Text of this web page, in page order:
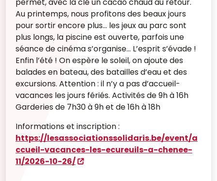
Au printemps, nous profitons des beaux jours
pour sortir encore plus… les jeux au parc sont
plus longs, la piscine est ouverte, parfois une
séance de cinéma s’organise… L’esprit s’évade !
Enfin l’été ! On espère le soleil, on ajoute des
balades en bateau, des batailles d’eau et des
excursions. Attention : il n’y a pas d’accueil-
vacances les jours fériés. Activités de 9h à 16h
Garderies de 7h30 à 9h et de 16h à 18h
Informations et inscription :
https://lesassociationssolidaris.be/event/a
ccueil-vacances-les-ecureuils-a-chenee-
11/2026-10-26/